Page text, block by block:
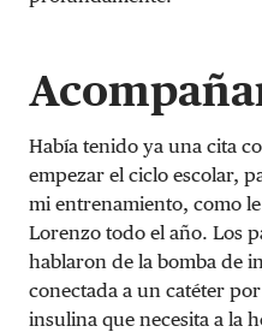
Había tenido ya una cita
empezar el ciclo escolar,
mi entrenamiento, como
Lorenzo todo el año. Los
hablaron de la bomba de
conectada a un catéter
insulina que necesita a la